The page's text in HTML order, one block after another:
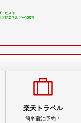
楽天トラベル
簡単宿泊予約！